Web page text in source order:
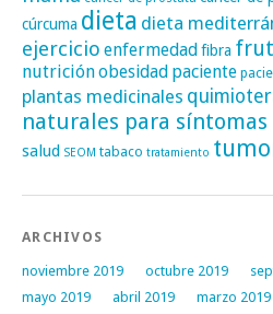
cúrcuma dieta dieta
ejercicio enfermedadfibra
nutriciónobesidad paciente
plantas medicinales
naturales para
salud SEOM tabaco tratamiento
ARCHIVOS
noviembre 2019 octubre 2019
mayo 2019
abril 2019 marzo 2019